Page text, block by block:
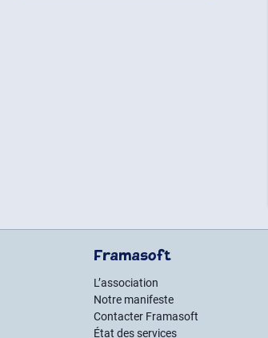
Framasoft
L’association
Notre manifeste
Contacter Framasoft
État des services